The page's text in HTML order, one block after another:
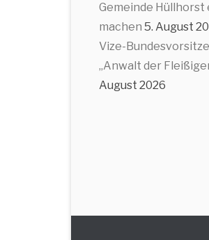
Gemeinde
machen 5. August
Vize-
„Anwalt der
August 2026